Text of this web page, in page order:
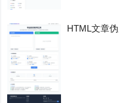
HTML文章